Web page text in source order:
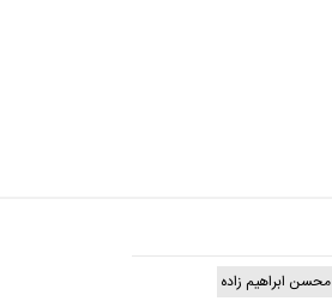
محسن ابراهیم زاده